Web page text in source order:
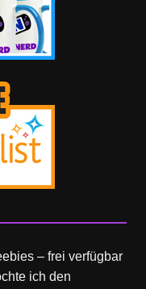
– frei verfügbar
ich den